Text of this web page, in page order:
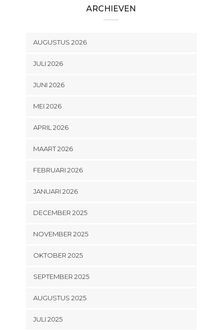
ARCHIEVEN
AUGUSTUS 2026
JULI 2026
JUNI 2026
MEI 2026
APRIL 2026
MAART 2026
FEBRUARI 2026
JANUARI 2026
DECEMBER 2025
NOVEMBER 2025
OKTOBER 2025
SEPTEMBER 2025
AUGUSTUS 2025
JULI 2025